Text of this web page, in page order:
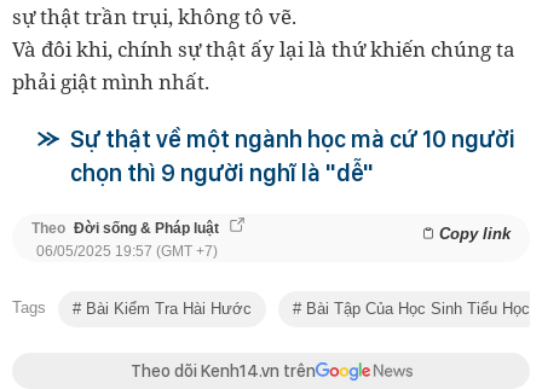
sự thật trần trụi, không tô vẽ.
Và đôi khi, chính sự thật ấy lại là thứ khiến chúng ta
phải giật mình nhất.
Sự thật về một ngành học mà cứ 10 người
chọn thì 9 người nghĩ là "dễ"
Theo Đời sống & Pháp luật Copy link
06/05/2025 19:57 (GMT +7)
Tags Bài Kiểm Tra Hài Hước Bài Tập Của Học Sinh Tiểu Học
Theo dõi Kenh14.vn trên